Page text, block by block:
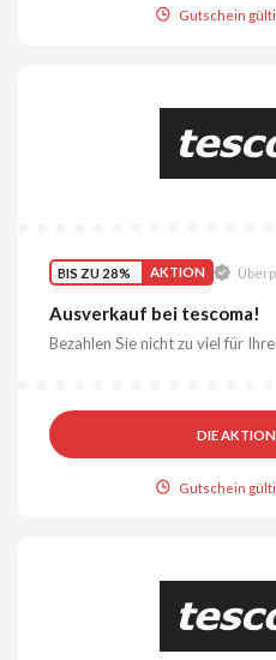
Gutschein
BIS ZU 28% AKTION
Ausverkauf bei tescoma!
Bezahlen Sie nicht zu viel für
DIE
Gutschein